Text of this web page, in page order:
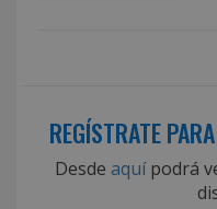
REGÍSTRATE
Desde aquípodrá